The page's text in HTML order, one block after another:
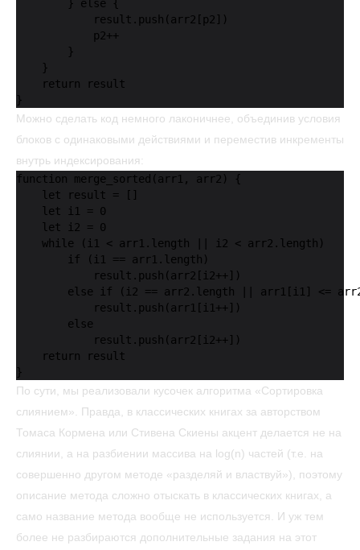
        } else {
            result.push(arr2[p2])
            p2++
        }
    }
    return result
}
Можно сделать код немного лаконичнее, объединив условия
блоков с одинаковыми действиями и переместив инкременты
внутрь индексирования:
function merge_sorted(arr1, arr2) {
    let result = []
    let i1 = 0
    let i2 = 0
    while (i1 < arr1.length || i2 < arr2.length)
        if (i1 == arr1.length)
            result.push(arr2[i2++])
else if (i2 == arr2.length || arr1[i1] <=
            result.push(arr1[i1++])
        else
            result.push(arr2[i2++])
    return result
}
По сути, мы реализовали кусочек алгоритма «Сортировка
слиянием». Правда, в классических книгах за авторством
Томаса Кормена или Стивена Скиены акцент делается не на
слиянии, а на разбиении массива на log(n) частей (т.е. на
совершенно другом методе «разделяй и властвуй»), поэтому
описание метода сложно отыскать в классических книгах, а
само название метода вообще не используется. И уж тем
более не разбираются дополнительные задания на этот